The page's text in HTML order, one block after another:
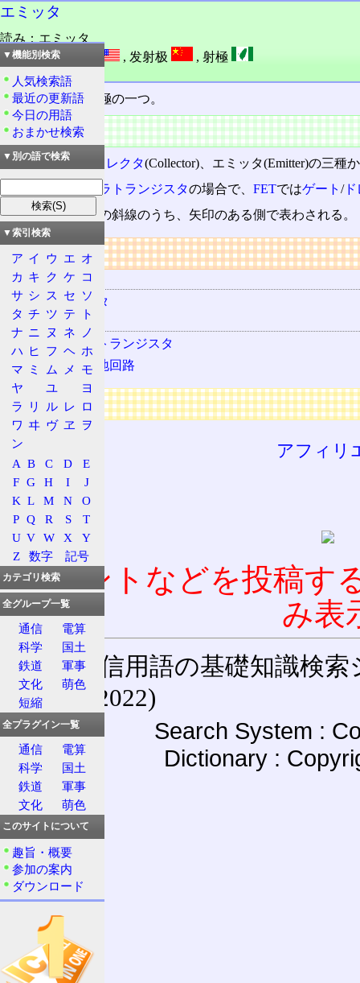
エミッタ
読み：エミッタ
外語：emitter , 发射极 , 射極
品詞：名詞
トランジスタ
の極の一つ。
特徴
ベース(Base)、 コレクタ(Collector)、エミッタ(Emitter)の三種
バイポーラトランジスタの場合で、FETではゲート/ド
図記号では二本の斜線のうち、矢印のある側で表わされる。
リンク
用語の所属
トランジスタ
関連する用語
バイポーラトランジスタ
エミッタ接地回路
広告
アフィリ
コメントなどを投稿す
み表
通信用語の基礎知識検索
(27-May-2022)
Search System :
Dictionary :
▼機能別検索
人気検索語
最近の更新語
今日の用語
おまかせ検索
▼別の語で検索
▼索引検索
ア イ ウ エ オ
カ キ ク ケ コ
サ シ ス セ ソ
タ チ ツ テ
ト
ナ ニ ヌ ネ
ノ
ハ ヒ フ ヘ ホ
マ ミ ム メ
モ
ヤ
ユ
ヨ
ラ
リ ル レ ロ
ワ ヰ ヴ ヱ
ヲ
ン
A B C D
E
F G H I
J
K L M N
O
P Q R S
T
U V W X
Y
Z
数字 記号
カテゴリ検索
全グループ一覧
通信
電算
科学
国土
鉄道
軍事
文化
萌色
短縮
全プラグイン一覧
通信
電算
科学
国土
鉄道
軍事
文化
萌色
このサイトについて
趣旨・概要
参加の案内
ダウンロード